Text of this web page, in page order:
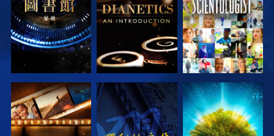
探索系列節目 觀看 探索系列節目